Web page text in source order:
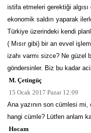
istifa etmeleri gerektiği
ekonomik saldırı yaparak
Türkiye üzerindeki kendi
( Mısır gibi) bir an evvel
izahı varmı sizce? Ne güzel
göndersinler. Biz bu kadar
M. Çetingüç
15 Ocak 2017 Pazar 12:09
Ana yazının son cümlesi mi,
hangi cümle? Lütfen anlam
Hocam